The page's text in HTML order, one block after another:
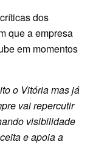
dos
que a empresa
em momentos
o Vitória mas já
vai repercutir
visibilidade
e apoia a